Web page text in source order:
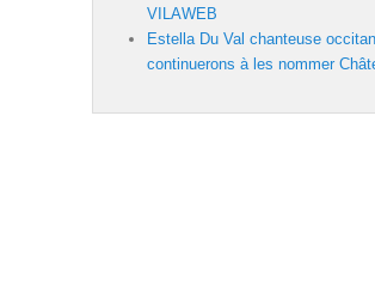
VILAWEB
Estella Du Val chanteuse
continuerons à les nommer